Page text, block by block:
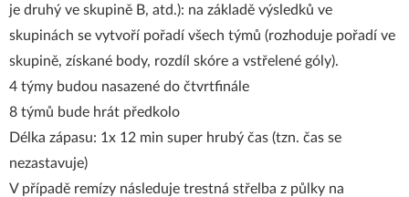
je druhý ve skupině B, atd.): na základě výsledků ve
skupinách se vytvoří pořadí všech týmů (rozhoduje pořadí ve
skupině, získané body, rozdíl skóre a vstřelené góly).
4 týmy budou nasazené do čtvrtfinále
8 týmů bude hrát předkolo
Délka zápasu: 1x 12 min super hrubý čas (tzn. čas se
nezastavuje)
V případě remízy následuje trestná střelba z půlky na